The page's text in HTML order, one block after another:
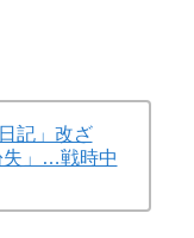
記」改ざ
失」…戦時中